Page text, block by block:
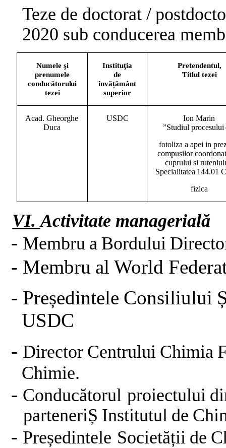
Teze de doctorat /
2020 sub conducerea
Numele şi
prenumele
conducătorului
tezei
Instituţia
de
învățământ
superior
Pretendentul,
Titlul tezei
Acad. Gheorghe
Duca
USDC
Ion Marin
”Studiul procesului
fotoliza a apei in
compusilor
cuprului si
Specialitatea 144.01
fizica
VI.Activitate managerială
- Membru a Bordului
- Membru al World
- Președintele Consiliului
USDC
- Director Centrului Chimia
Chimie.
- Conducătorul proiectului
parteneriȘ Institutul de
- Președintele Societății de